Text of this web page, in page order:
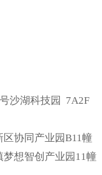
沙湖科技园  7A2F
协同产业园B11幢
想智创产业园11幢